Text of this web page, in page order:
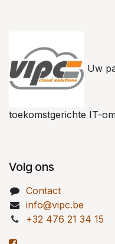
Uw
toekomstgerichte IT-
Volg ons
Contact
info@vipc.be
+32 476 21 34 15